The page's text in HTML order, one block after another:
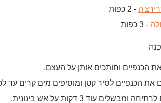
- 2 כפות
- 3 כפות
הכנפיים וחותכים אותן על העצם.
את הכנפיים לסיר קטן ומוסיפים מים קרים עד
ומבשלים עוד 3 דקות על אש בינונית.